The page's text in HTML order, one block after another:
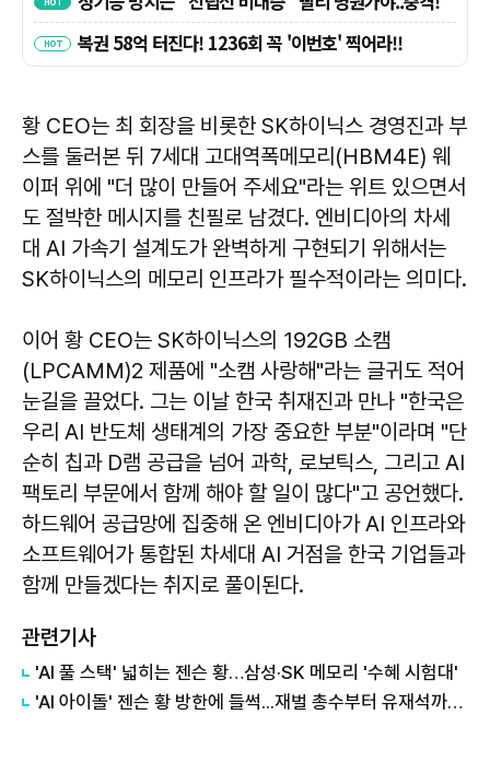
황 CEO는 최 회장을 비롯한 SK하이닉스 경영진과 부
스를 둘러본 뒤 7세대 고대역폭메모리(HBM4E) 웨
이퍼 위에 "더 많이 만들어 주세요"라는 위트 있으면서
도 절박한 메시지를 친필로 남겼다. 엔비디아의 차세
대 AI 가속기 설계도가 완벽하게 구현되기 위해서는
SK하이닉스의 메모리 인프라가 필수적이라는 의미다.
이어 황 CEO는 SK하이닉스의 192GB 소캠
(LPCAMM)2 제품에 "소캠 사랑해"라는 글귀도 적어
눈길을 끌었다. 그는 이날 한국 취재진과 만나 "한국은
우리 AI 반도체 생태계의 가장 중요한 부분"이라며 "단
순히 칩과 D램 공급을 넘어 과학, 로보틱스, 그리고 AI
팩토리 부문에서 함께 해야 할 일이 많다"고 공언했다.
하드웨어 공급망에 집중해 온 엔비디아가 AI 인프라와
소프트웨어가 통합된 차세대 AI 거점을 한국 기업들과
함께 만들겠다는 취지로 풀이된다.
관련기사
'AI 풀 스택' 넓히는 젠슨 황…삼성·SK 메모리 '수혜 시험대'
'AI 아이돌' 젠슨 황 방한에 들썩...재벌 총수부터 유재석까지 화제 만발